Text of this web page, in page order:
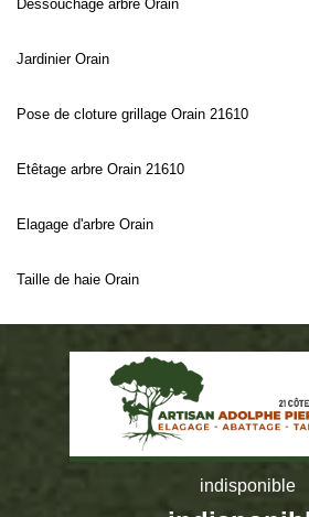
Dessouchage arbre Orain
Jardinier Orain
Pose de cloture grillage Orain 21610
Etêtage arbre Orain 21610
Elagage d'arbre Orain
Taille de haie Orain
indisponible